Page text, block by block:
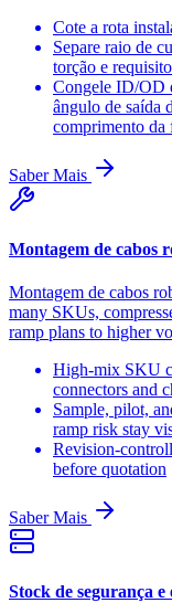
Cote a rota
Separe raio de
torção e
Congele ID/OD
ângulo de saída
comprimento da
Saber Mais
Montagem de cabos
Montagem de cabos
many SKUs,
ramp plans to higher
High-mix SKU
connectors and
Sample, pilot,
ramp risk stay
Revision-
before quotation
Saber Mais
Stock de segurança